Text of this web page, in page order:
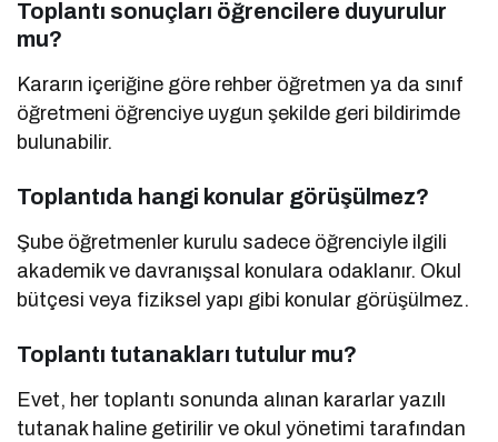
Toplantı sonuçları öğrencilere duyurulur
mu?
Kararın içeriğine göre rehber öğretmen ya da sınıf
öğretmeni öğrenciye uygun şekilde geri bildirimde
bulunabilir.
Toplantıda hangi konular görüşülmez?
Şube öğretmenler kurulu sadece öğrenciyle ilgili
akademik ve davranışsal konulara odaklanır. Okul
bütçesi veya fiziksel yapı gibi konular görüşülmez.
Toplantı tutanakları tutulur mu?
Evet, her toplantı sonunda alınan kararlar yazılı
tutanak haline getirilir ve okul yönetimi tarafından